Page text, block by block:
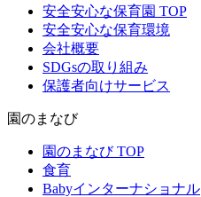
安全安心な保育園 TOP
安全安心な保育環境
会社概要
SDGsの取り組み
保護者向けサービス
園のまなび
園のまなび TOP
食育
Babyインターナショナル